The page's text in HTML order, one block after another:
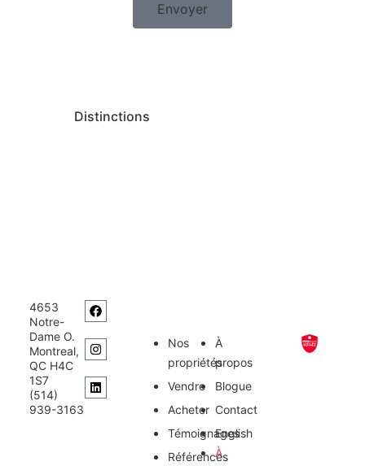
Envoyer
Distinctions
4653
Notre-
Dame O.
Montreal,
QC H4C
1S7
(514)
939-3163
Nos
propriétés
Vendre
Acheter
Témoignages
Références
À
propos
Blogue
Contact
English
À